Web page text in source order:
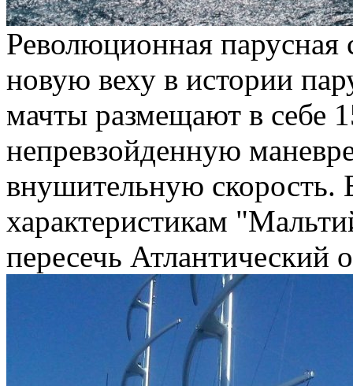
Революционная парусная
новую веху в истории
мачты размещают в себе
непревзойденную
внушительную скорость.
характеристикам
пересечь Атлантический